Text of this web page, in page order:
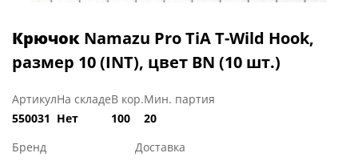
Крючок Namazu Pro TiA T-Wild Hook,
размер 10 (INT), цвет BN (10 шт.)
Артикул
550031
На складе
Нет
В кор.
100
Мин. партия
20
Бренд
Доставка